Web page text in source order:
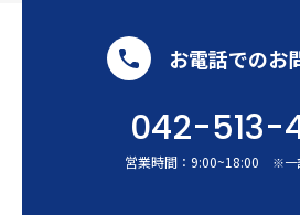
お電話でのお
042-513-
営業時間： 9:00~18:00 ※一